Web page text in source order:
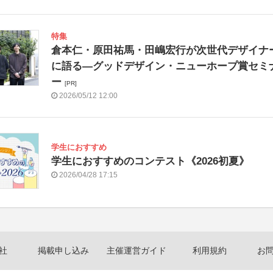
特集
倉本仁・原田祐馬・田嶋宏行が次世代デザイナ
に語る―グッドデザイン・ニューホープ賞セミ
ー [PR]
2026/05/12 12:00
学生におすすめ
学生におすすめのコンテスト《2026初夏》
2026/04/28 17:15
掲載申し込み 主催運営ガイド 利用規約 お